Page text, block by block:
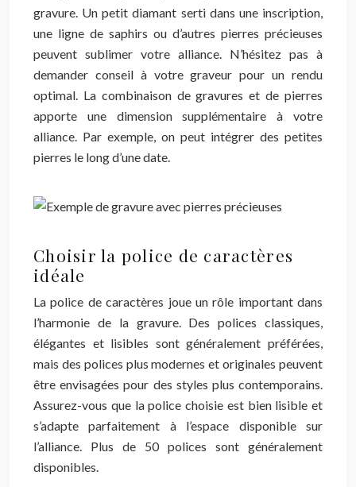
gravure. Un petit diamant serti dans une inscription,
une ligne de saphirs ou d’autres pierres précieuses
peuvent sublimer votre alliance. N’hésitez pas à
demander conseil à votre graveur pour un rendu
optimal. La combinaison de gravures et de pierres
apporte une dimension supplémentaire à votre
alliance. Par exemple, on peut intégrer des petites
pierres le long d’une date.
Choisir la police de caractères
idéale
La police de caractères joue un rôle important dans
l’harmonie de la gravure. Des polices classiques,
élégantes et lisibles sont généralement préférées,
mais des polices plus modernes et originales peuvent
être envisagées pour des styles plus contemporains.
Assurez-vous que la police choisie est bien lisible et
s’adapte parfaitement à l’espace disponible sur
l’alliance. Plus de 50 polices sont généralement
disponibles.